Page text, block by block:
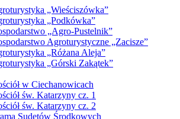
„Wieściszówka”
„Podkówka”
„Agro-Pustelnik”
Agroturystyczne „Zacisze”
„Różana Aleja”
„Górski Zakątek”
w Ciechanowicach
św. Katarzyny cz. 1
św. Katarzyny cz. 2
Sudetów Środkowych